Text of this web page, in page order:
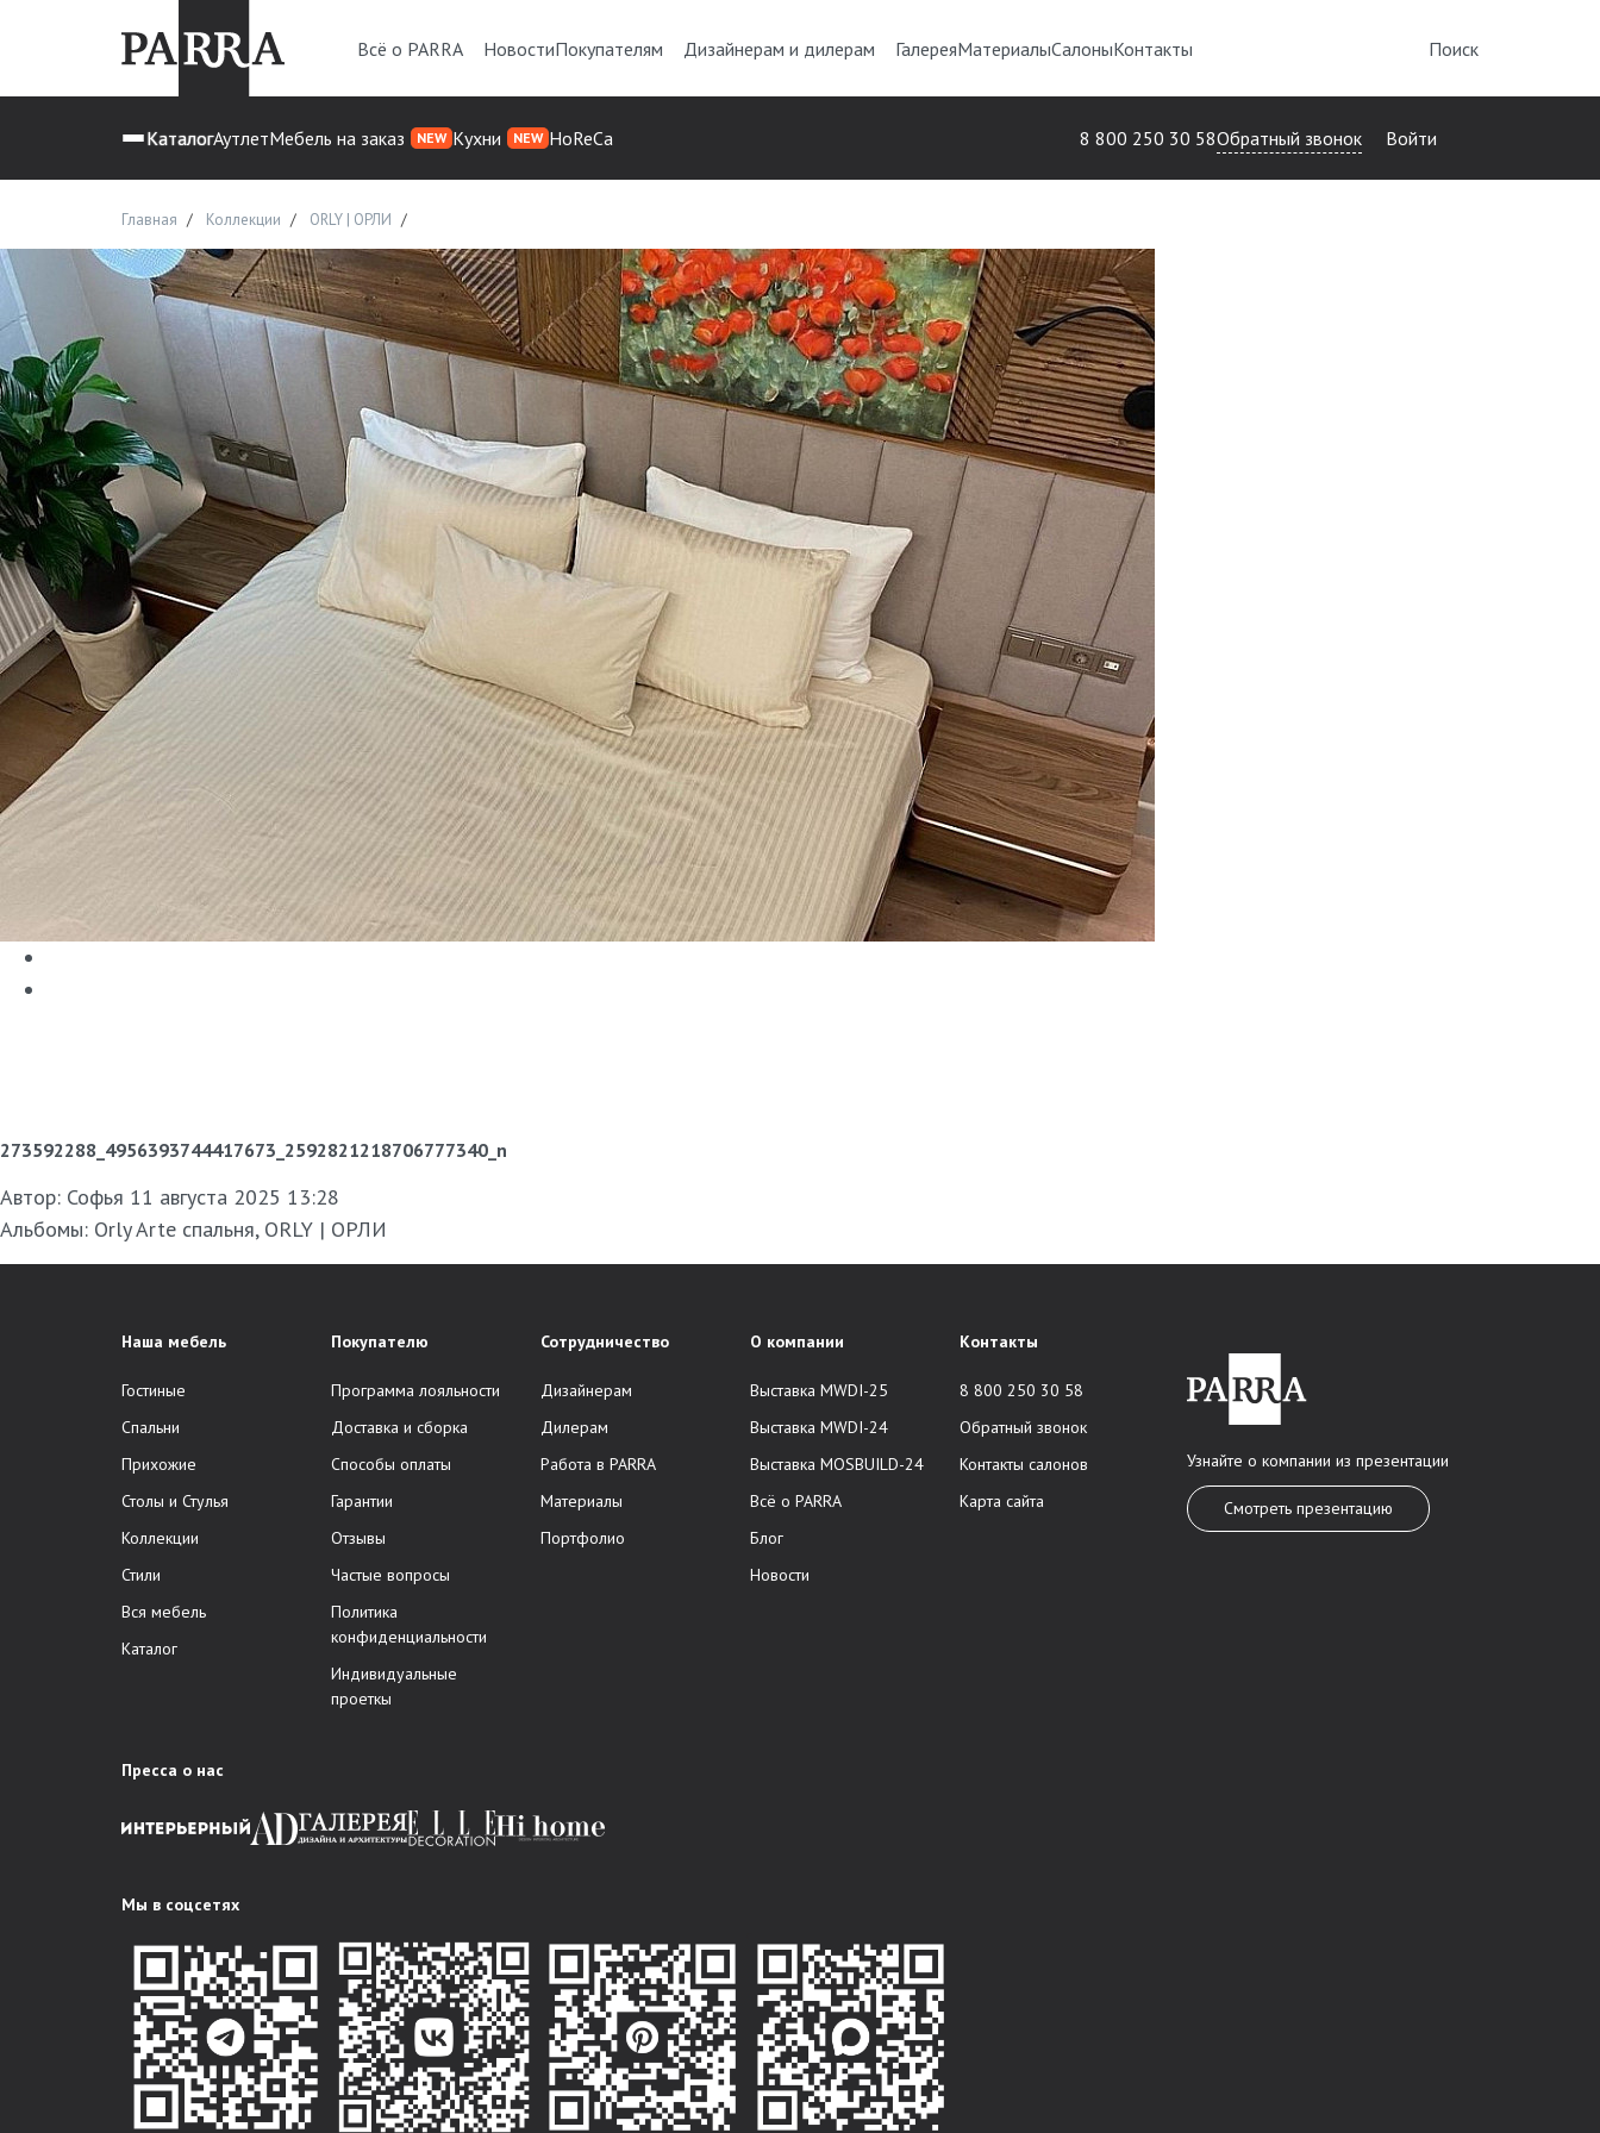
Всё о PARRA НовостиПокупателям Дизайнерам и дилерам ГалереяМатериалыСалоныКонтакты Поиск
КаталогАутлетМебель на заказ NEW Кухни NEW HoReCa 8 800 250 30 58Обратный звонок Войти
Главная Коллекции ORLY | ОРЛИ
273592288_4956393744417673_2592821218706777340_n
Автор: Софья 11 августа 2025 13:28
Альбомы: Orly Arte спальня, ORLY | ОРЛИ
Наша мебель
Гостиные
Спальни
Прихожие
Столы и Стулья
Коллекции
Стили
Вся мебель
Каталог
Покупателю
Программа лояльности
Доставка и сборка
Способы оплаты
Гарантии
Отзывы
Частые вопросы
Политика
конфиденциальности
Индивидуальные
проеткы
Сотрудничество
Дизайнерам
Дилерам
Работа в PARRA
Материалы
Портфолио
О компании
Выставка MWDI-25
Выставка MWDI-24
Выставка MOSBUILD-24
Всё о PARRA
Блог
Новости
Контакты
8 800 250 30 58
Обратный звонок
Контакты салонов
Карта сайта
Узнайте о компании из презентации
Смотреть презентацию
Пресса о нас
Мы в соцсетях